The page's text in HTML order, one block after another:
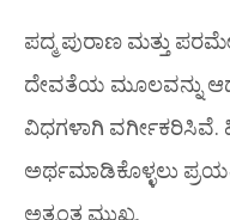
ಪದ್ಮ ಪುರಾಣ ಮತ್ತು
ದೇವತೆಯ ಮೂಲವನ್ನು
ವಿಧಗಳಾಗಿ
ಅರ್ಥಮಾಡಿಕೊಳ್ಳಲು
ಅತ್ಯಂತ ಮುಖ್ಯ.